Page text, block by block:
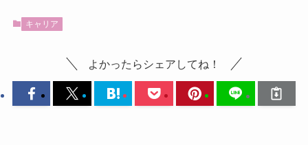
キャリア
よかったらシェアしてね！